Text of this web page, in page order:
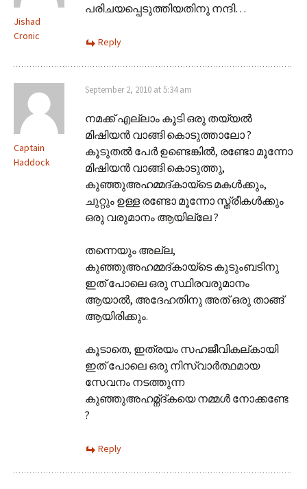
Jishad
Cronic
പരിചയപ്പെടുത്തിയതിനു നന്ദി…
Reply
Captain
Haddock
September 2, 2010 at 5:34 am
നമക്ക് എല്ലാം കൂടി ഒരു തയ്യല്‍
മിഷിയന്‍ വാങ്ങി കൊടുത്താലോ ?
കൂടുതല്‍ പേര്‍ ഉണ്ടെങ്കില്‍, രണ്ടോ മൂന്നോ
മിഷിയന്‍ വാങ്ങി കൊടുത്തു,
കുഞ്ഞുഅഹമ്മദ്കായ്ടെ മകള്‍ക്കും,
ചുറ്റും ഉള്ള രണ്ടോ മൂന്നോ സ്ത്രീകള്‍ക്കും
ഒരു വരുമാനം ആയില്ലേ ?
തന്നെയും അല്ല,
കുഞ്ഞുഅഹമ്മദ്കായ്ടെ കുടുംബടിനു
ഇത് പോലെ ഒരു സ്ഥിരവരുമാനം
ആയാല്‍, അദേഹതിനു അത് ഒരു താങ്ങ്
ആയിരിക്കും.
കൂടാതെ, ഇത്രയം സഹജീവികല്കായി
ഇത് പോലെ ഒരു നിസ്വാര്‍ത്ഥമായ
സേവനം നടത്തുന്ന
കുഞ്ഞുഅഹമ്ന്ദ്‌കയെ നമ്മള്‍ നോക്കണ്ടേ
?
Reply